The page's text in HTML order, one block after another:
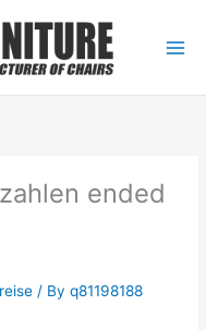
ended
/ Byq81198188